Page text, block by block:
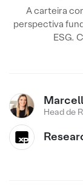
A carteira
perspectiva
ESG.
Head de